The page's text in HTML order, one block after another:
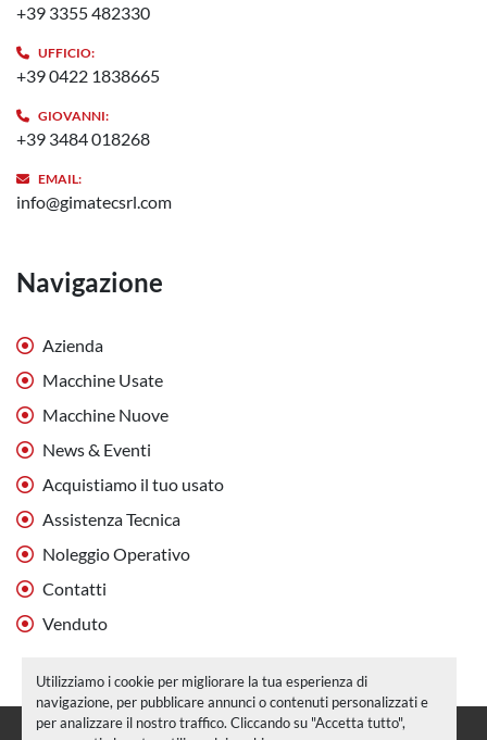
Utilizziamo i cookie per migliorare la tua esperienza di
navigazione, per pubblicare annunci o contenuti personalizzati e
per analizzare il nostro traffico. Cliccando su "Accetta tutto",
+39 3355 482330
UFFICIO:
+39 0422 1838665
GIOVANNI:
+39 3484 018268
EMAIL:
info@gimatecsrl.com
Navigazione
Azienda
Macchine Usate
Macchine Nuove
News & Eventi
Acquistiamo il tuo usato
Assistenza Tecnica
Noleggio Operativo
Contatti
Venduto